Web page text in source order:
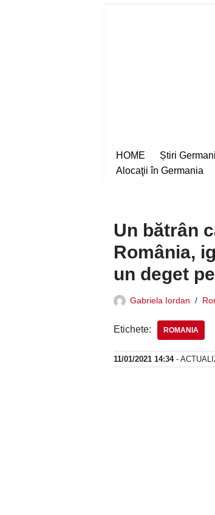
HOME Știri
Alocaţii în Germania
Un bătrân
România,
un deget
Gabriela Iordan
Etichete: ROMANIA
11/01/2021 14:34-